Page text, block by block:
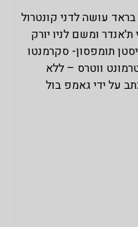
עושה לדני קונטרול
ומשם לניו יורק
תומפסון- סקרמנטו
ווטרס – ללא
על ידי גאמפ בול